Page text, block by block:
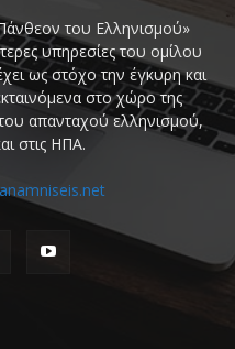
του Ελληνισμού»
υπηρεσίες του ομίλου
ως στόχο την έγκυρη και
στο χώρο της
του απανταχού ελληνισμού,
στις ΗΠΑ.